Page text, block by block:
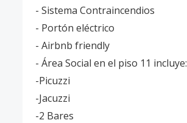
- Sistema Contraincendios
- Portón eléctrico
- Airbnb friendly
- Área Social en el piso 11 incluye:
-Picuzzi
-Jacuzzi
-2 Bares